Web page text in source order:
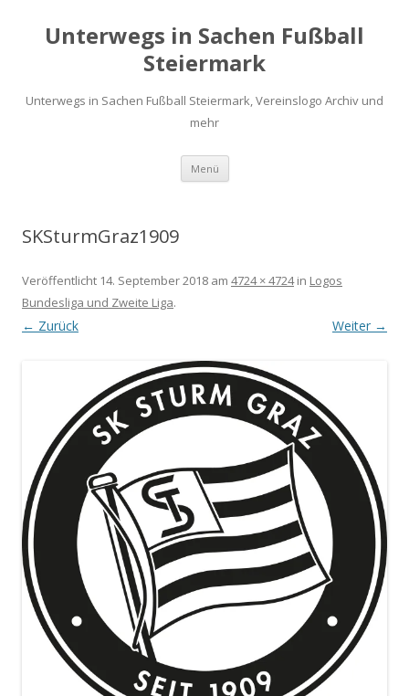
Unterwegs in Sachen Fußball
Steiermark
Unterwegs in Sachen Fußball Steiermark, Vereinslogo Archiv und
mehr
Menü Zum
springen
SKSturmGraz1909
Veröffentlicht 14. September 2018 am 4724 × 4724in Logos
Bundesliga und Zweite Liga.
← Zurück Weiter →